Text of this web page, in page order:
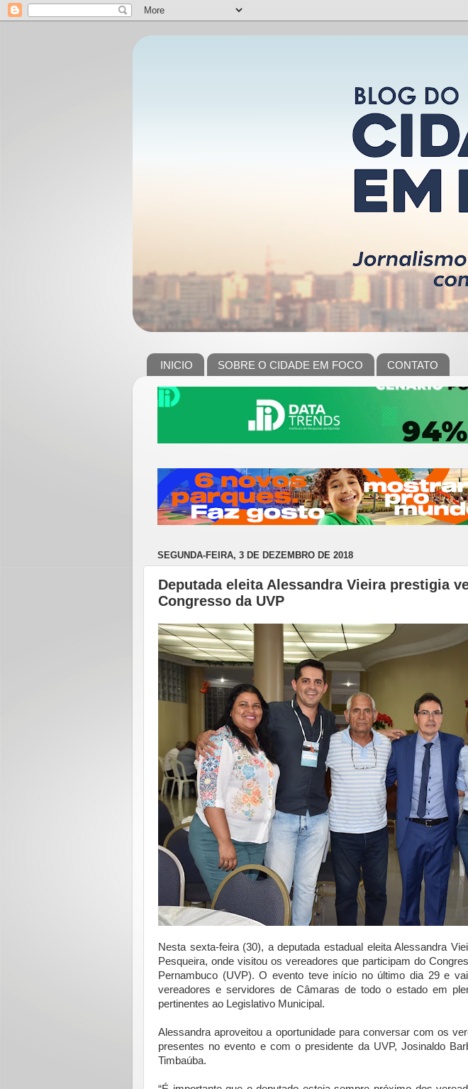
INICIO SOBRE O CIDADE EM FOCO CONTATO
SEGUNDA-FEIRA, 3 DE DEZEMBRO DE 2018
Deputada eleita Alessandra Vieira prestigia
Congresso da UVP
Nesta sexta-feira (30), a deputada estadual eleita Alessandra
Pesqueira, onde visitou os vereadores que participam do
Pernambuco (UVP). O evento teve início no último dia 29 e
vereadores e servidores de Câmaras de todo o estado em
pertinentes ao Legislativo Municipal.
Alessandra aproveitou a oportunidade para conversar com os
presentes no evento e com o presidente da UVP, Josinaldo
Timbaúba.